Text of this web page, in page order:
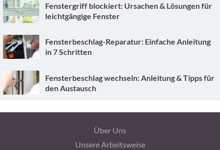
Fenstergriff blockiert: Ursachen & Lösungen für
leichtgängige Fenster
Fensterbeschlag-Reparatur: Einfache Anleitung
in 7 Schritten
Fensterbeschlag wechseln: Anleitung & Tipps für
den Austausch
Über Uns
Unsere Arbeitsweise